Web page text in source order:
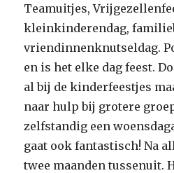
Teamuitjes,
kleinkinderendag,
vriendinnenknutseldag.
en is het elke dag feest.
al bij de kinderfeestjes
naar hulp bij grotere
zelfstandig een
gaat ook fantastisch! Na
twee maanden tussenuit.